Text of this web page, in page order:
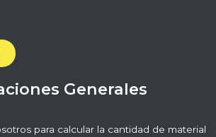
Generales
para calcular la cantidad de material